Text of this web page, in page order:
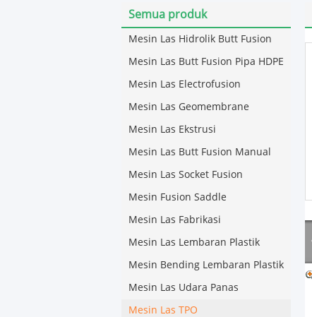
Semua produk
Mesin Las Hidrolik Butt Fusion
Mesin Las Butt Fusion Pipa HDPE
Mesin Las Electrofusion
Mesin Las Geomembrane
Mesin Las Ekstrusi
Mesin Las Butt Fusion Manual
Mesin Las Socket Fusion
Mesin Fusion Saddle
Mesin Las Fabrikasi
Mesin Las Lembaran Plastik
Mesin Bending Lembaran Plastik
Mesin Las Udara Panas
Mesin Las TPO